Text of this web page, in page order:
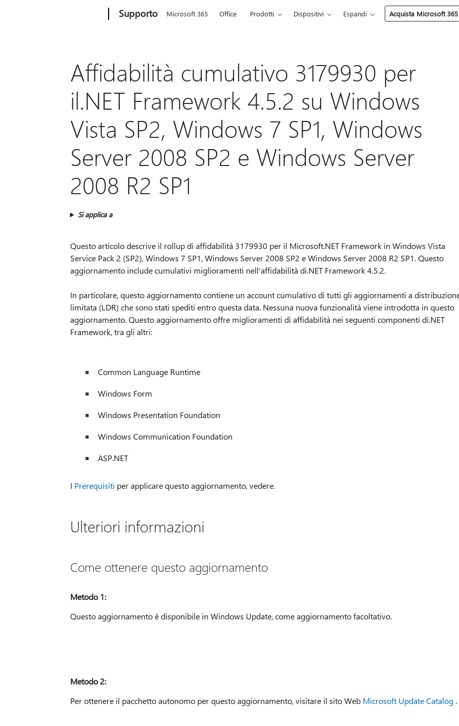
Supporto Microsoft 365 Office Prodotti Dispositivi Espandi Acquista Microsoft 365
Affidabilità cumulativo 3179930 per
il.NET Framework 4.5.2 su Windows
Vista SP2, Windows 7 SP1, Windows
Server 2008 SP2 e Windows Server
2008 R2 SP1
Si applica a
Questo articolo descrive il rollup di affidabilità 3179930 per il Microsoft.NET Framework in Windows Vista
Service Pack 2 (SP2), Windows 7 SP1, Windows Server 2008 SP2 e Windows Server 2008 R2 SP1. Questo
aggiornamento include cumulativi miglioramenti nell'affidabilità di.NET Framework 4.5.2.
In particolare, questo aggiornamento contiene un account cumulativo di tutti gli aggiornamenti a
limitata (LDR) che sono stati spediti entro questa data. Nessuna nuova funzionalità viene introdotta in questo
aggiornamento. Questo aggiornamento offre miglioramenti di affidabilità nei seguenti componenti di.NET
Framework, tra gli altri:
Common Language Runtime
Windows Form
Windows Presentation Foundation
Windows Communication Foundation
ASP.NET
I Prerequisiti per applicare questo aggiornamento, vedere.
Ulteriori informazioni
Come ottenere questo aggiornamento
Metodo 1:
Questo aggiornamento è disponibile in Windows Update, come aggiornamento facoltativo.
Metodo 2:
Per ottenere il pacchetto autonomo per questo aggiornamento, visitare il sito Web Microsoft Update Catalog.